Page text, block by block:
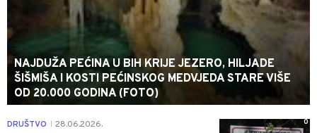
NAJDUŽA PEĆINA U BIH KRIJE JEZERO, HILJADE
ŠIŠMIŠA I KOSTI PEĆINSKOG MEDVJEDA STARE VIŠE
OD 20.000 GODINA (FOTO)
0
DRUŠTVO 28.06.2026.